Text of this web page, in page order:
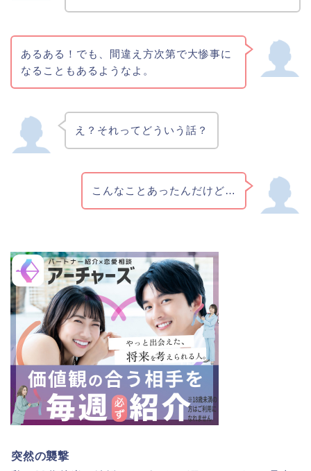
あるある！でも、間違え方次第で大惨事に
なることもあるようなよ。
え？それってどういう話？
こんなことあったんだけど…
突然の襲撃